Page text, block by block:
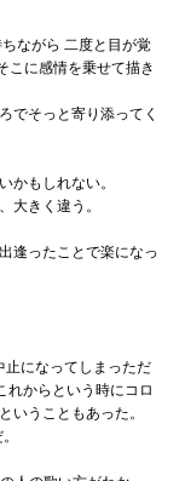
ながら 二度と目が覚
こに感情を乗せて描き
でそっと寄り添ってく
かもしれない。
大きく違う。
逢ったことで楽になっ
になってしまっただ
れからという時にコロ
いうこともあった。